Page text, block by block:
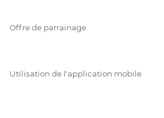
Offre de parrainage
Utilisation de l'application mobile